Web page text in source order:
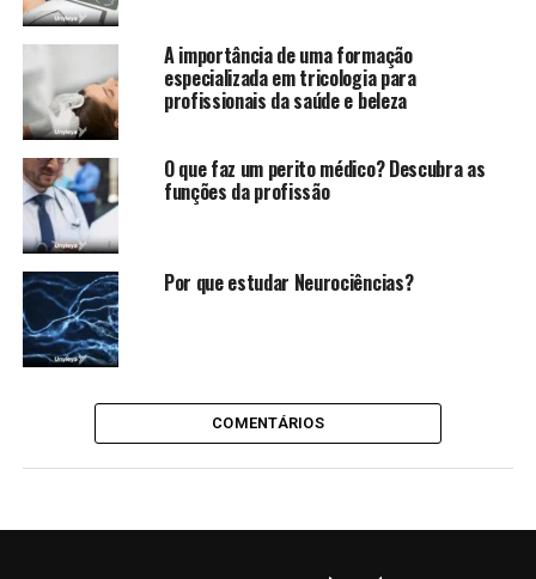
A importância de uma formação
especializada em tricologia para
profissionais da saúde e beleza
O que faz um perito médico? Descubra as
funções da profissão
Por que estudar Neurociências?
COMENTÁRIOS